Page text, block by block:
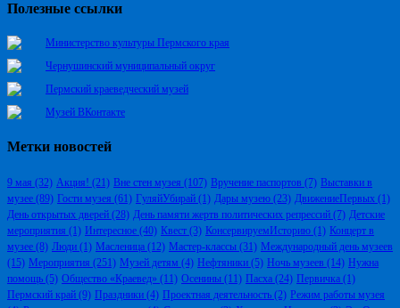
Полезные ссылки
Министерство культуры Пермского края
Чернушинский муниципальный округ
Пермский краеведческий музей
Музей ВКонтакте
Метки новостей
9 мая (32) Акция! (21) Вне стен музея (107) Вручение паспортов (7) Выставки в
музее (89) Гости музея (61) ГуляйУбирай (1) Дары музею (23) ДвижениеПервых (1)
День открытых дверей (28) День памяти жертв политических репрессий (7) Детские
мероприятия (1) Интересное (40) Квест (3) КонсервируемИсторию (1) Концерт в
музее (8) Люди (1) Масленица (12) Мастер-классы (31) Международный день музеев
(15) Мероприятия (251) Музей детям (4) Нефтяники (5) Ночь музеев (14) Нужна
помощь (5) Общество «Краевед» (11) Осенины (11) Пасха (24) Первичка (1)
Пермский край (9) Праздники (4) Проектная деятельность (2) Режим работы музея